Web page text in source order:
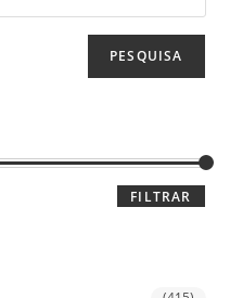
PESQUISA
FILTRAR